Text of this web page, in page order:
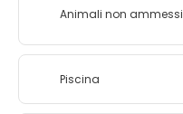
Animali non ammessi
Piscina